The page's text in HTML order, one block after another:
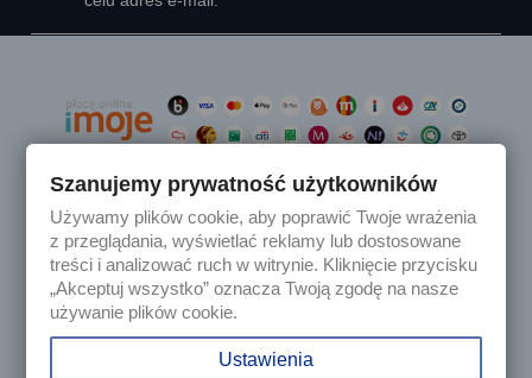
Produkty 
Nasza firma 
Szanujemy prywatność użytkowników
Używamy plików cookie, aby poprawić Twoje wrażenia
z przeglądania, wyświetlać reklamy lub dostosowane
treści i analizować ruch w witrynie. Kliknięcie przycisku
„Akceptuj wszystko” oznacza Twoją zgodę na nasze
używanie plików cookie.
Ustawienia